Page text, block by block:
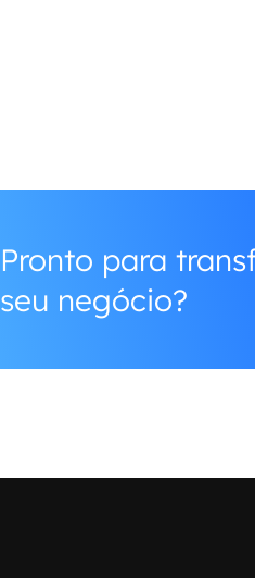
Pronto para
seu negócio?